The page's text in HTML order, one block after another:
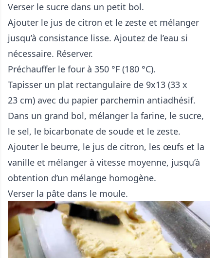
Verser le sucre dans un petit bol.
Ajouter le jus de citron et le zeste et mélanger
jusqu’à consistance lisse. Ajoutez de l’eau si
nécessaire. Réserver.
Préchauffer le four à 350 °F (180 °C).
Tapisser un plat rectangulaire de 9x13 (33 x
23 cm) avec du papier parchemin antiadhésif.
Dans un grand bol, mélanger la farine, le sucre,
le sel, le bicarbonate de soude et le zeste.
Ajouter le beurre, le jus de citron, les œufs et la
vanille et mélanger à vitesse moyenne, jusqu’à
obtention d’un mélange homogène.
Verser la pâte dans le moule.